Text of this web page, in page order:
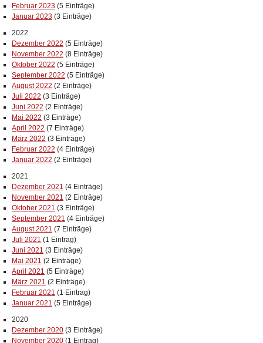
Februar 2023 (5 Einträge)
Januar 2023 (3 Einträge)
2022
Dezember 2022 (5 Einträge)
November 2022 (8 Einträge)
Oktober 2022 (5 Einträge)
September 2022 (5 Einträge)
August 2022 (2 Einträge)
Juli 2022 (3 Einträge)
Juni 2022 (2 Einträge)
Mai 2022 (3 Einträge)
April 2022 (7 Einträge)
März 2022 (3 Einträge)
Februar 2022 (4 Einträge)
Januar 2022 (2 Einträge)
2021
Dezember 2021 (4 Einträge)
November 2021 (2 Einträge)
Oktober 2021 (3 Einträge)
September 2021 (4 Einträge)
August 2021 (7 Einträge)
Juli 2021 (1 Eintrag)
Juni 2021 (3 Einträge)
Mai 2021 (2 Einträge)
April 2021 (5 Einträge)
März 2021 (2 Einträge)
Februar 2021 (1 Eintrag)
Januar 2021 (5 Einträge)
2020
Dezember 2020 (3 Einträge)
November 2020 (1 Eintrag)